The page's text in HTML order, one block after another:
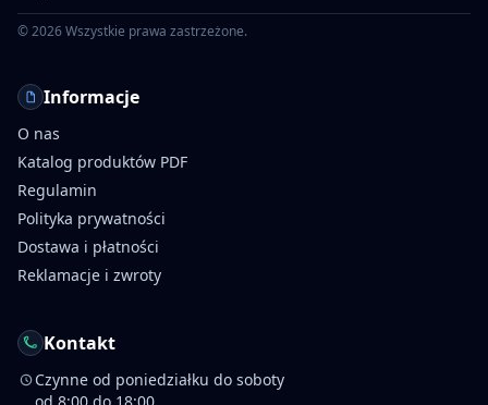
©2026Wszystkie prawa zastrzeżone.
Informacje
O nas
Katalog produktów PDF
Regulamin
Polityka prywatności
Dostawa i płatności
Reklamacje i zwroty
Kontakt
Czynne od poniedziałku do soboty